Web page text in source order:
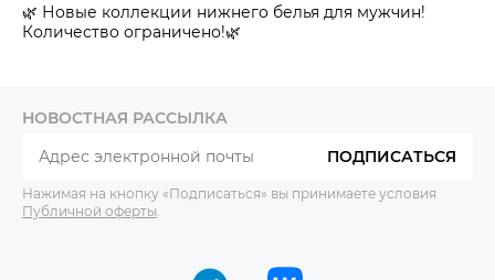
🌿 Новые коллекции нижнего белья для мужчин!
Количество ограничено!🌿
НОВОСТНАЯ РАССЫЛКА
ПОДПИСАТЬСЯ
Нажимая на кнопку «Подписаться» вы принимаете условия
Публичной оферты